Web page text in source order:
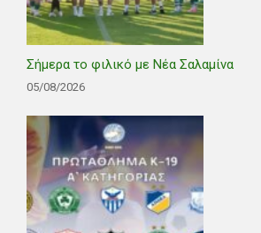
Σήμερα το φιλικό με Νέα Σαλαμίνα
05/08/2026